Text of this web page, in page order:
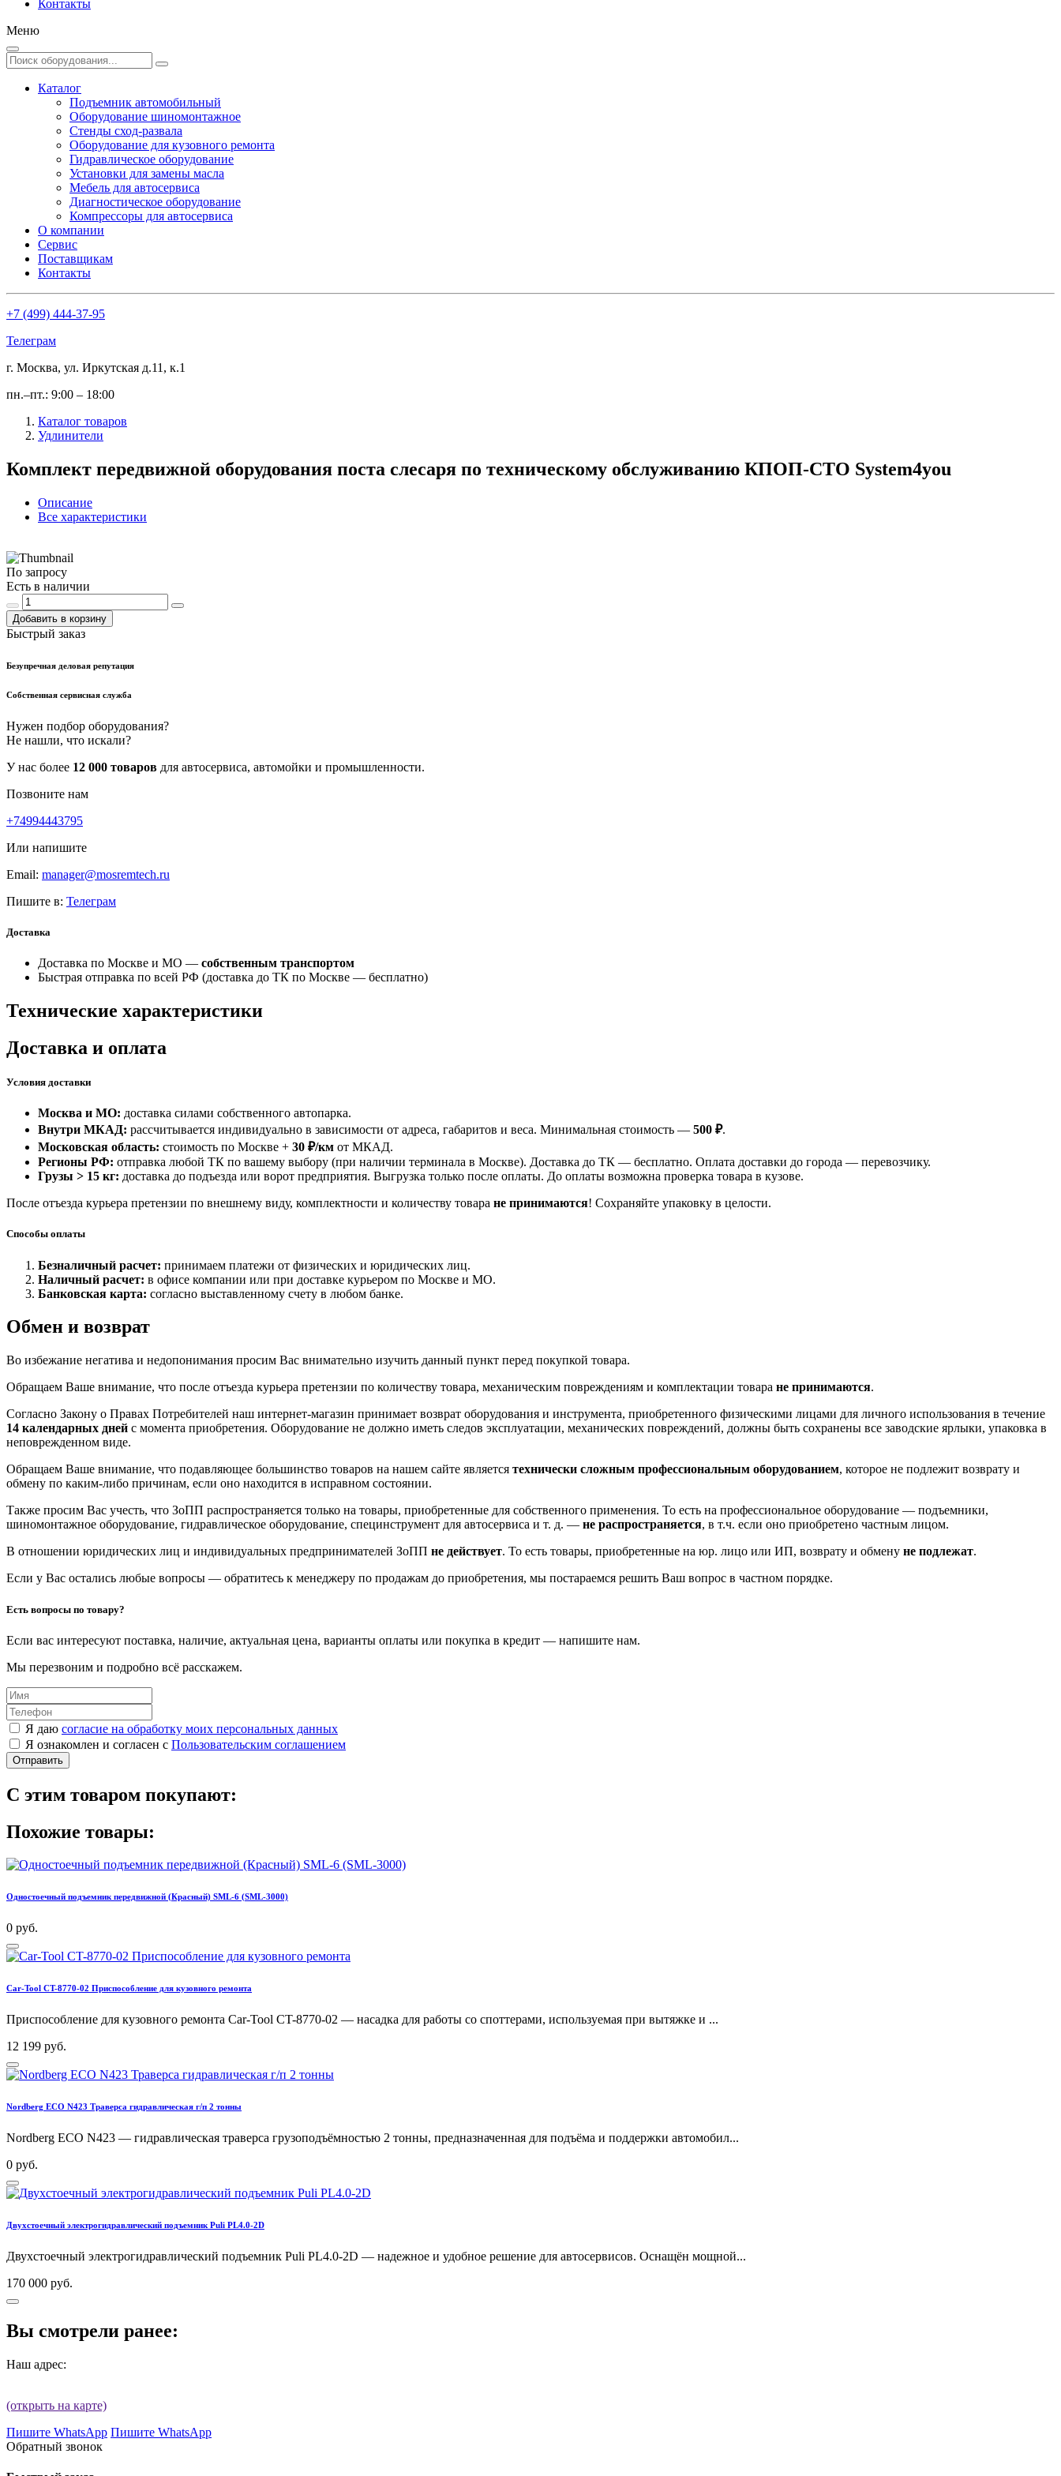
Контакты
Меню
Каталог
Подъемник автомобильный
Оборудование шиномонтажное
Стенды сход-развала
Оборудование для кузовного ремонта
Гидравлическое оборудование
Установки для замены масла
Мебель для автосервиса
Диагностическое оборудование
Компрессоры для автосервиса
О компании
Сервис
Поставщикам
Контакты
+7 (499) 444-37-95
Телеграм
г. Москва, ул. Иркутская д.11, к.1
пн.–пт.: 9:00 – 18:00
Каталог товаров
Удлинители
Комплект передвижной оборудования поста слесаря по техническому обслуживанию КПОП-СТО System4you
Описание
Все характеристики
По запросу
Есть в наличии
Добавить в корзину
Быстрый заказ
Безупречная деловая репутация
Собственная сервисная служба
Нужен подбор оборудования?
Не нашли, что искали?
У нас более 12 000 товаров для автосервиса, автомойки и промышленности.
Позвоните нам
+74994443795
Или напишите
Email: manager@mosremtech.ru
Пишите в: Телеграм
Доставка
Доставка по Москве и МО — собственным транспортом
Быстрая отправка по всей РФ (доставка до ТК по Москве — бесплатно)
Технические характеристики
Доставка и оплата
Условия доставки
Москва и МО: доставка силами собственного автопарка.
Внутри МКАД: рассчитывается индивидуально в зависимости от адреса, габаритов и веса. Минимальная стоимость — 500 ₽.
Московская область: стоимость по Москве + 30 ₽/км от МКАД.
Регионы РФ: отправка любой ТК по вашему выбору (при наличии терминала в Москве). Доставка до ТК — бесплатно. Оплата доставки до города — перевозчику.
Грузы > 15 кг: доставка до подъезда или ворот предприятия. Выгрузка только после оплаты. До оплаты возможна проверка товара в кузове.
После отъезда курьера претензии по внешнему виду, комплектности и количеству товара не принимаются! Сохраняйте упаковку в целости.
Способы оплаты
Безналичный расчет: принимаем платежи от физических и юридических лиц.
Наличный расчет: в офисе компании или при доставке курьером по Москве и МО.
Банковская карта: согласно выставленному счету в любом банке.
Обмен и возврат
Во избежание негатива и недопонимания просим Вас внимательно изучить данный пункт перед покупкой товара.
Обращаем Ваше внимание, что после отъезда курьера претензии по количеству товара, механическим повреждениям и комплектации товара не принимаются.
Согласно Закону о Правах Потребителей наш интернет-магазин принимает возврат оборудования и инструмента, приобретенного физическими лицами для личного использования в течение
14 календарных дней с момента приобретения. Оборудование не должно иметь следов эксплуатации, механических повреждений, должны быть сохранены все заводские ярлыки, упаковка в
неповрежденном виде.
Обращаем Ваше внимание, что подавляющее большинство товаров на нашем сайте является технически сложным профессиональным оборудованием, которое не подлежит возврату и
обмену по каким-либо причинам, если оно находится в исправном состоянии.
Также просим Вас учесть, что ЗоПП распространяется только на товары, приобретенные для собственного применения. То есть на профессиональное оборудование — подъемники,
шиномонтажное оборудование, гидравлическое оборудование, специнструмент для автосервиса и т. д. — не распространяется, в т.ч. если оно приобретено частным лицом.
В отношении юридических лиц и индивидуальных предпринимателей ЗоПП не действует. То есть товары, приобретенные на юр. лицо или ИП, возврату и обмену не подлежат.
Если у Вас остались любые вопросы — обратитесь к менеджеру по продажам до приобретения, мы постараемся решить Ваш вопрос в частном порядке.
Есть вопросы по товару?
Если вас интересуют поставка, наличие, актуальная цена, варианты оплаты или покупка в кредит — напишите нам.
Мы перезвоним и подробно всё расскажем.
Я даю согласие на обработку моих персональных данных
Я ознакомлен и согласен с Пользовательским соглашением
Отправить
С этим товаром покупают:
Похожие товары:
Одностоечный подъемник передвижной (Красный) SML-6 (SML-3000)
0 руб.
Car-Tool CT-8770-02 Приспособление для кузовного ремонта
Приспособление для кузовного ремонта Car-Tool CT-8770-02 — насадка для работы со споттерами, используемая при вытяжке и ...
12 199 руб.
Nordberg ECO N423 Траверса гидравлическая г/п 2 тонны
Nordberg ECO N423 — гидравлическая траверса грузоподъёмностью 2 тонны, предназначенная для подъёма и поддержки автомобил...
0 руб.
Двухстоечный электрогидравлический подъемник Puli PL4.0-2D
Двухстоечный электрогидравлический подъемник Puli PL4.0-2D — надежное и удобное решение для автосервисов. Оснащён мощной...
170 000 руб.
Вы смотрели ранее:
Наш адрес:
(открыть на карте)
Пишите WhatsApp Пишите WhatsApp
Обратный звонок